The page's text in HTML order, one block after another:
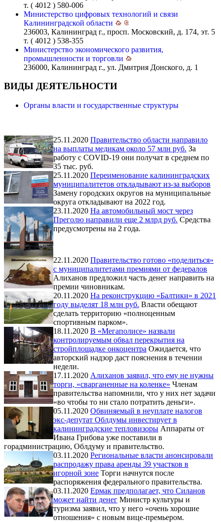
т. ( 4012 ) 580-006
Министерство цифровых технологий и связи
Калининградской области
236003, Калининград г., просп. Московский, д. 174, эт. 5
т. ( 4012 ) 538-355
Министерство экономического развития,
промышленности и торговли
236000, Калининград г., ул. Дмитрия Донского, д. 1
ВИДЫ ДЕЯТЕЛЬНОСТИ
Органы власти и государственные структуры
25.11.2020 Правительство области направило
на выплаты медикам около 57 млн руб. За
работу с COVID-19 они получат в среднем по
35 тыс. руб.
25.11.2020 Переименование калининградских
муниципалитетов откладывают из-за выборов
Замену городских округов на муниципальные
округа откладывают на 2022 год.
23.11.2020 На автомобильный мост через
Преголю направили еще 2 млрд руб. Средства
предусмотрены на 2 года.
22.11.2020 Правительство готово «поделиться»
с муниципалитетами премиями от федералов
Алиханов предложил часть денег направить на
премии чиновникам.
20.11.2020 На реконструкцию «Балтики» в 2021
году выделят 18 млн руб. Власти обещают
сделать территорию «полноценным
спортивным парком».
18.11.2020 В «Мегаполисе» назвали
контролируемым обвал перекрытия на
стройплощадке онкоцентра Ожидается, что
авторский надзор даст пояснения в течении
недели.
17.11.2020 Алиханов заявил, что ему не нужны
торги, «сварганенные на коленке» Членам
правительства напомнили, что у них нет задачи
«во чтобы то ни стало потратить деньги».
05.11.2020 Обвиняемый в неуплате налогов
экс-депутат Облдумы инвестирует в
калининградские тепловизоры Аппараты от
Ивана Грибова уже поставили в
горадминистрацию, Облдуму и правительство.
03.11.2020 Региональные власти анонсировали
распродажу права аренды 39 участков в
игорной зоне Торги начнутся после
распоряжения федерального правительства.
03.11.2020 Ермак предполагает, что Силанов
может найти денег Министр культуры и
туризма заявил, что у него «очень хорошие
отношения» с новым вице-премьером.